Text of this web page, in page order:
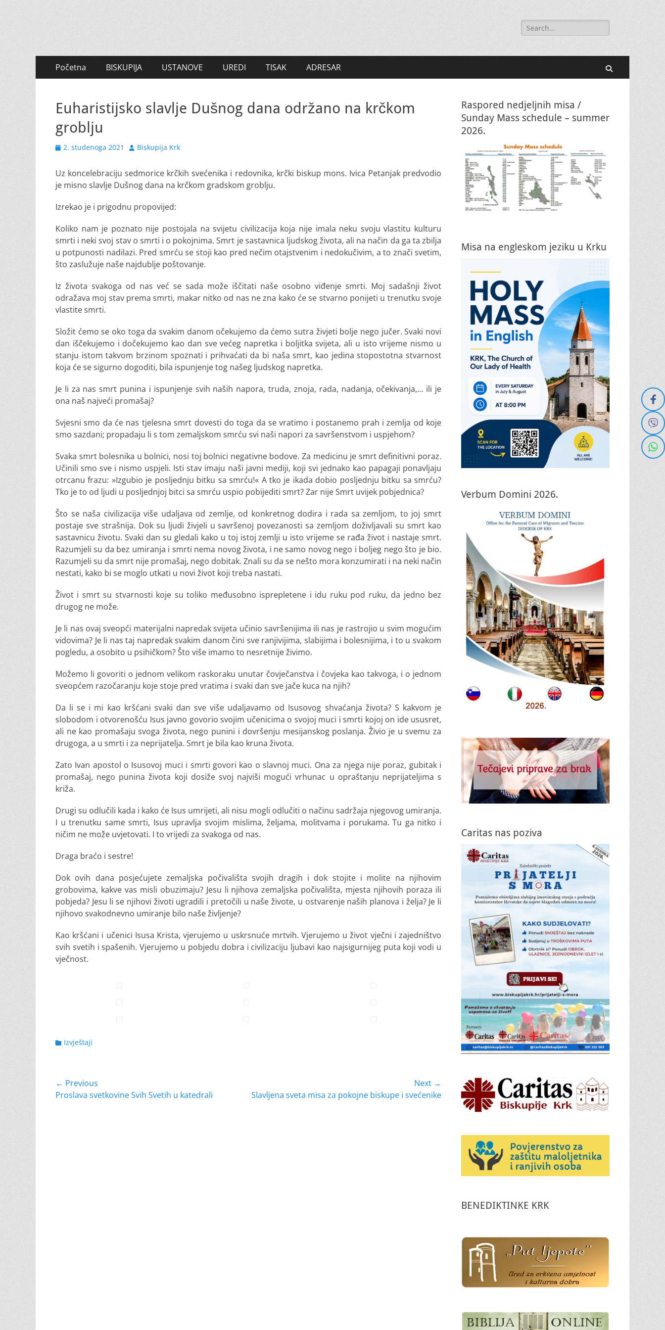
Search
for:
Primary
Menu
Početna BISKUPIJA USTANOVE UREDI TISAK ADRESAR
Euharistijsko slavlje Dušnog dana održano na krčkom
groblju
Posted
2. studenoga 2021 Author
Biskupija Krk
Uz koncelebraciju sedmorice krčkih svećenika i redovnika, krčki biskup mons. Ivica Petanjak predvodio
je misno slavlje Dušnog dana na krčkom gradskom groblju.
Izrekao je i prigodnu propovijed:
Koliko nam je poznato nije postojala na svijetu civilizacija koja nije imala neku svoju vlastitu kulturu
smrti i neki svoj stav o smrti i o pokojnima. Smrt je sastavnica ljudskog života, ali na način da ga ta zbilja
u potpunosti nadilazi. Pred smrću se stoji kao pred nečim otajstvenim i nedokučivim, a to znači svetim,
što zaslužuje naše najdublje poštovanje.
Iz života svakoga od nas već se sada može iščitati naše osobno viđenje smrti. Moj sadašnji život
odražava moj stav prema smrti, makar nitko od nas ne zna kako će se stvarno ponijeti u trenutku svoje
vlastite smrti.
Složit ćemo se oko toga da svakim danom očekujemo da ćemo sutra živjeti bolje nego jučer. Svaki novi
dan iščekujemo i dočekujemo kao dan sve većeg napretka i boljitka svijeta, ali u isto vrijeme nismo u
stanju istom takvom brzinom spoznati i prihvaćati da bi naša smrt, kao jedina stopostotna stvarnost
koja će se sigurno dogoditi, bila ispunjenje tog našeg ljudskog napretka.
Je li za nas smrt punina i ispunjenje svih naših napora, truda, znoja, rada, nadanja, očekivanja,… ili je
ona naš najveći promašaj?
Svjesni smo da će nas tjelesna smrt dovesti do toga da se vratimo i postanemo prah i zemlja od koje
smo sazdani; propadaju li s tom zemaljskom smrću svi naši napori za savršenstvom i uspjehom?
Svaka smrt bolesnika u bolnici, nosi toj bolnici negativne bodove. Za medicinu je smrt definitivni poraz.
Učinili smo sve i nismo uspjeli. Isti stav imaju naši javni mediji, koji svi jednako kao papagaji ponavljaju
otrcanu frazu: »Izgubio je posljednju bitku sa smrću!« A tko je ikada dobio posljednju bitku sa smrću?
Tko je to od ljudi u posljednjoj bitci sa smrću uspio pobijediti smrt? Zar nije Smrt uvijek pobjednica?
Što se naša civilizacija više udaljava od zemlje, od konkretnog dodira i rada sa zemljom, to joj smrt
postaje sve strašnija. Dok su ljudi živjeli u savršenoj povezanosti sa zemljom doživljavali su smrt kao
sastavnicu životu. Svaki dan su gledali kako u toj istoj zemlji u isto vrijeme se rađa život i nastaje smrt.
Razumjeli su da bez umiranja i smrti nema novog života, i ne samo novog nego i boljeg nego što je bio.
Razumjeli su da smrt nije promašaj, nego dobitak. Znali su da se nešto mora konzumirati i na neki način
nestati, kako bi se moglo utkati u novi život koji treba nastati.
Život i smrt su stvarnosti koje su toliko međusobno isprepletene i idu ruku pod ruku, da jedno bez
drugog ne može.
Je li nas ovaj sveopći materijalni napredak svijeta učinio savršenijima ili nas je rastrojio u svim mogućim
vidovima? Je li nas taj napredak svakim danom čini sve ranjivijima, slabijima i bolesnijima, i to u svakom
pogledu, a osobito u psihičkom? Što više imamo to nesretnije živimo.
Možemo li govoriti o jednom velikom raskoraku unutar čovječanstva i čovjeka kao takvoga, i o jednom
sveopćem razočaranju koje stoje pred vratima i svaki dan sve jače kuca na njih?
Da li se i mi kao kršćani svaki dan sve više udaljavamo od Isusovog shvaćanja života? S kakvom je
slobodom i otvorenošću Isus javno govorio svojim učenicima o svojoj muci i smrti kojoj on ide ususret,
ali ne kao promašaju svoga života, nego punini i dovršenju mesijanskog poslanja. Živio je u svemu za
drugoga, a u smrti i za neprijatelja. Smrt je bila kao kruna života.
Zato Ivan apostol o Isusovoj muci i smrti govori kao o slavnoj muci. Ona za njega nije poraz, gubitak i
promašaj, nego punina života koji dosiže svoj najviši mogući vrhunac u opraštanju neprijateljima s
križa.
Drugi su odlučili kada i kako će Isus umrijeti, ali nisu mogli odlučiti o načinu sadržaja njegovog umiranja.
I u trenutku same smrti, Isus upravlja svojim mislima, željama, molitvama i porukama. Tu ga nitko i
ničim ne može uvjetovati. I to vrijedi za svakoga od nas.
Draga braćo i sestre!
Dok ovih dana posjećujete zemaljska počivališta svojih dragih i dok stojite i molite na njihovim
grobovima, kakve vas misli obuzimaju? Jesu li njihova zemaljska počivališta, mjesta njihovih poraza ili
pobjeda? Jesu li se njihovi životi ugradili i pretočili u naše živote, u ostvarenje naših planova i želja? Je li
njihovo svakodnevno umiranje bilo naše življenje?
Kao kršćani i učenici Isusa Krista, vjerujemo u uskrsnuće mrtvih. Vjerujemo u život vječni i zajedništvo
svih svetih i spašenih. Vjerujemo u pobjedu dobra i civilizaciju ljubavi kao najsigurnijeg puta koji vodi u
vječnost.
Categories
Izvještaji
Navigacija
objava
← Previous
Previous
Proslava svetkovine Svih Svetih u katedrali
Next →
Next
Slavljena sveta misa za pokojne biskupe i svećenike
Raspored nedjeljnih misa /
Sunday Mass schedule – summer
2026.
Misa na engleskom jeziku u Krku
Verbum Domini 2026.
Caritas nas poziva
BENEDIKTINKE KRK